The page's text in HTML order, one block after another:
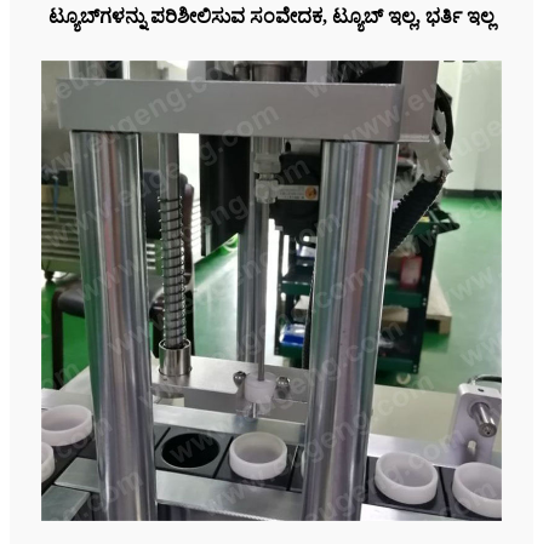
ಟ್ಯೂಬ್‌ಗಳನ್ನು ಪರಿಶೀಲಿಸುವ ಸಂವೇದಕ, ಟ್ಯೂಬ್ ಇಲ್ಲ, ಭರ್ತಿ ಇಲ್ಲ